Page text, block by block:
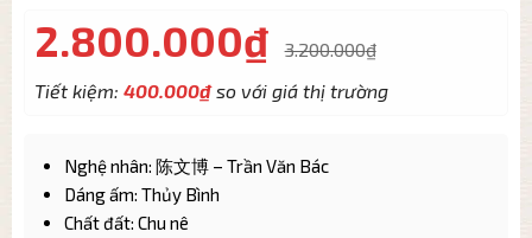
2.800.000₫ 3.200.000₫
Tiết kiệm: 400.000₫so với giá thị trường
Nghệ nhân: 陈文博 – Trần Văn Bác
Dáng ấm: Thủy Bình
Chất đất: Chu nê